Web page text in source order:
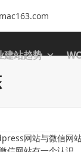
建站趋势
网站与微信网